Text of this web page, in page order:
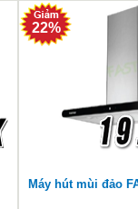
22%
Máy hút mùi đảo